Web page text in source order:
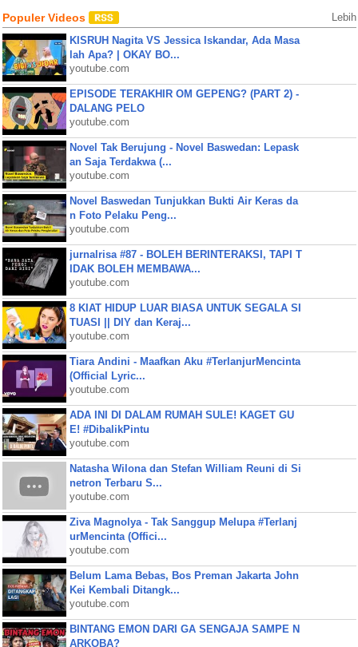
Populer Videos Lebih
KISRUH Nagita VS Jessica Iskandar, Ada Masa
lah Apa? | OKAY BO...
youtube.com
EPISODE TERAKHIR OM GEPENG? (PART 2) -
DALANG PELO
youtube.com
Novel Tak Berujung - Novel Baswedan: Lepask
an Saja Terdakwa (...
youtube.com
Novel Baswedan Tunjukkan Bukti Air Keras da
n Foto Pelaku Peng...
youtube.com
jurnalrisa #87 - BOLEH BERINTERAKSI, TAPI T
IDAK BOLEH MEMBAWA...
youtube.com
8 KIAT HIDUP LUAR BIASA UNTUK SEGALA SI
TUASI || DIY dan Keraj...
youtube.com
Tiara Andini - Maafkan Aku #TerlanjurMencinta
(Official Lyric...
youtube.com
ADA INI DI DALAM RUMAH SULE! KAGET GU
E! #DibalikPintu
youtube.com
Natasha Wilona dan Stefan William Reuni di Si
netron Terbaru S...
youtube.com
Ziva Magnolya - Tak Sanggup Melupa #Terlanj
urMencinta (Offici...
youtube.com
Belum Lama Bebas, Bos Preman Jakarta John
Kei Kembali Ditangk...
youtube.com
BINTANG EMON DARI GA SENGAJA SAMPE N
ARKOBA?